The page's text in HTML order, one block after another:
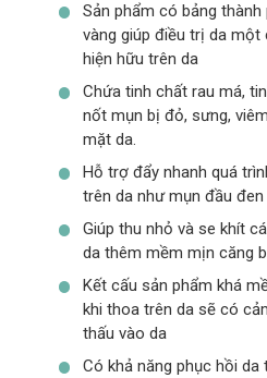
Sản phẩm có bảng
vàng giúp điều trị da một
hiện hữu trên da
Chứa tinh chất rau má,
nốt mụn bị đỏ, sưng,
mặt da.
Hỗ trợ đẩy nhanh quá
trên da như mụn đầu đen
Giúp thu nhỏ và se khít
da thêm mềm mịn căng
Kết cấu sản phẩm khá
khi thoa trên da sẽ có
thấu vào da
Có khả năng phục hồi